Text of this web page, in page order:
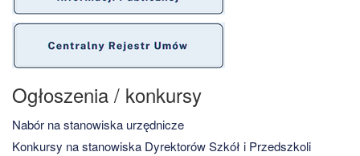
Ogłoszenia / konkursy
Nabór na stanowiska urzędnicze
Konkursy na stanowiska Dyrektorów Szkół i Przedszkoli